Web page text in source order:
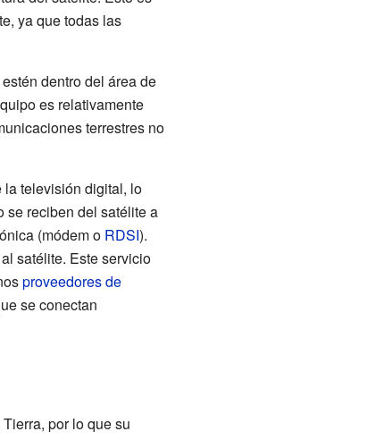
ya que todas las
dentro del área de
es relativamente
terrestres no
la televisión digital, lo
se reciben del satélite a
(módem o RDSI).
satélite. Este servicio
proveedores de
se conectan
por lo que su